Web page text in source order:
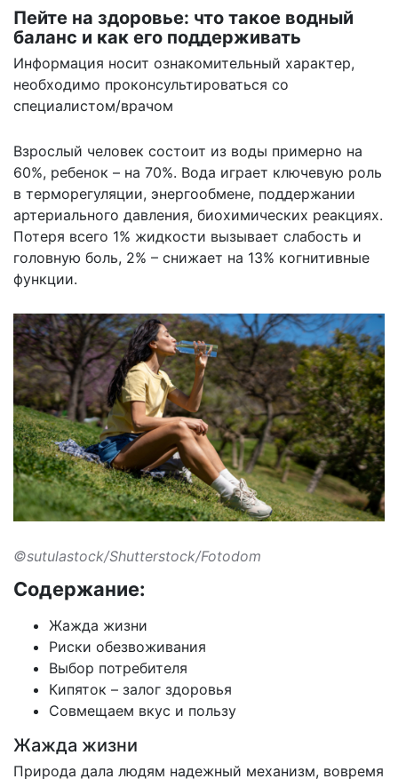
Пейте на здоровье: что такое водный
баланс и как его поддерживать
Информация носит ознакомительный характер,
необходимо проконсультироваться со
специалистом/врачом
Взрослый человек состоит из воды примерно на
60%, ребенок – на 70%. Вода играет ключевую роль
в терморегуляции, энергообмене, поддержании
артериального давления, биохимических реакциях.
Потеря всего 1% жидкости вызывает слабость и
головную боль, 2% – снижает на 13% когнитивные
функции.
©sutulastock/Shutterstock/Fotodom
Содержание:
Жажда жизни
Риски обезвоживания
Выбор потребителя
Кипяток – залог здоровья
Совмещаем вкус и пользу
Жажда жизни
Природа дала людям надежный механизм, вовремя